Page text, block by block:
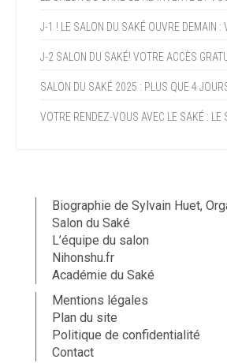
Biographie de Sylvain Huet,
Salon du Saké
L’équipe du salon
Nihonshu.fr
Académie du Saké
Mentions légales
Plan du site
Politique de confidentialité
Contact